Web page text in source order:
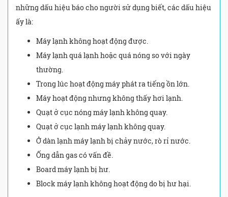
những dấu hiệu báo cho người sử dụng biết, các dấu hiệu
ấy là:
Máy lạnh không hoạt động được.
Máy lạnh quá lạnh hoặc quá nóng so với ngày
thường.
Trong lúc hoạt động máy phát ra tiếng ồn lớn.
Máy hoạt động nhưng không thấy hơi lạnh.
Quạt ở cục nóng máy lạnh không quay.
Quạt ở cục lạnh máy lạnh không quay.
Ở dàn lạnh máy lạnh bị chảy nước, rò rỉ nước.
Ống dẫn gas có vấn đề.
Board máy lạnh bị hư.
Block máy lạnh không hoạt động do bị hư hại.